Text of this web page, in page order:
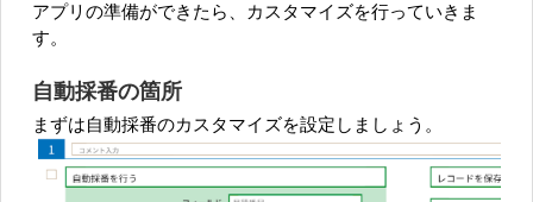
アプリの準備ができたら、カスタマイズを行っていきま
す。
自動採番の箇所
まずは自動採番のカスタマイズを設定しましょう。